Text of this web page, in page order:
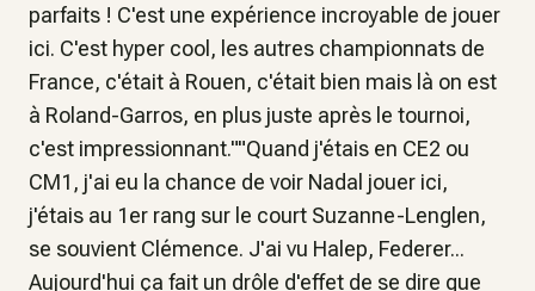
parfaits ! C'est une expérience incroyable de jouer
ici. C'est hyper cool, les autres championnats de
France, c'était à Rouen, c'était bien mais là on est
à Roland-Garros, en plus juste après le tournoi,
c'est impressionnant.""Quand j'étais en CE2 ou
CM1, j'ai eu la chance de voir Nadal jouer ici,
j'étais au 1er rang sur le court Suzanne-Lenglen,
se souvient Clémence. J'ai vu Halep, Federer...
Aujourd'hui ça fait un drôle d'effet de se dire que